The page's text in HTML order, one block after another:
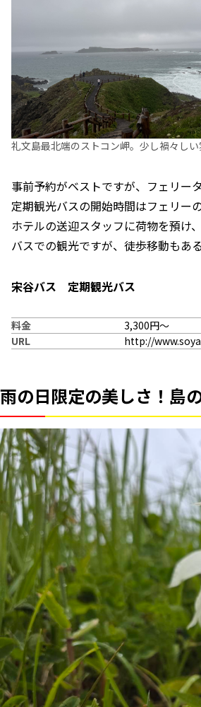
礼文島最北端のストコン岬。少し禍々し
事前予約がベストですが、フェリー
定期観光バスの開始時間はフェリー
ホテルの送迎スタッフに荷物を預け
バスでの観光ですが、徒歩移動もあ
宋谷バス 定期観光バス
料金
3,300円～
URL
http://
雨の日限定の美しさ！島